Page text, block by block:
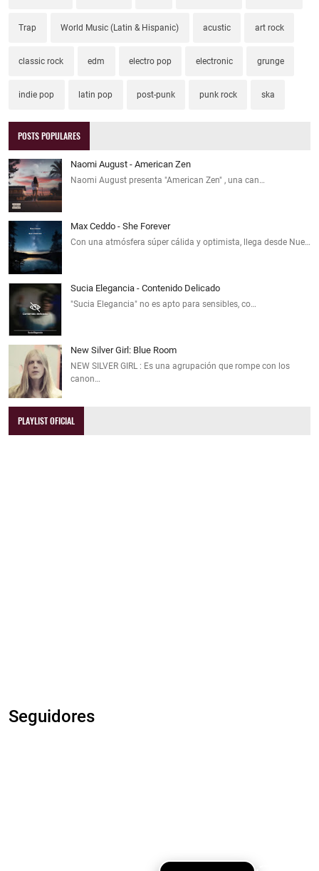
Trap World Music (Latin & Hispanic) acustic art rock
classic rock edm electro pop electronic grunge
indie pop latin pop post-punk punk rock ska
POSTS POPULARES
Naomi August - American Zen
Naomi August presenta "American Zen" , una can…
Max Ceddo - She Forever
Con una atmósfera súper cálida y optimista, llega desde Nue…
Sucia Elegancia - Contenido Delicado
"Sucia Elegancia" no es apto para sensibles, co…
New Silver Girl: Blue Room
NEW SILVER GIRL : Es una agrupación que rompe con los
canon…
PLAYLIST OFICIAL
Seguidores